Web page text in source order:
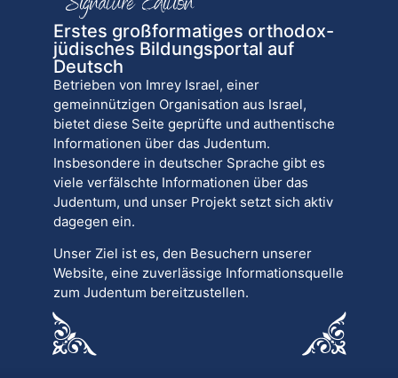
Erstes großformatiges orthodox-
jüdisches Bildungsportal auf
Deutsch
Betrieben von Imrey Israel, einer
gemeinnützigen Organisation aus Israel,
bietet diese Seite geprüfte und authentische
Informationen über das Judentum.
Insbesondere in deutscher Sprache gibt es
viele verfälschte Informationen über das
Judentum, und unser Projekt setzt sich aktiv
dagegen ein.
Unser Ziel ist es, den Besuchern unserer
Website, eine zuverlässige Informationsquelle
zum Judentum bereitzustellen.